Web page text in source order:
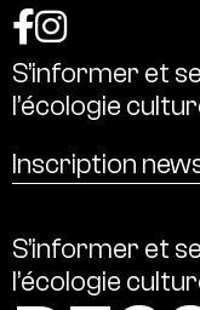
S’informer et se
l’écologie
S’informer et se
l’écologie